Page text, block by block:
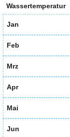
Wassertemperatur
Jan
Feb
Mrz
Apr
Mai
Jun